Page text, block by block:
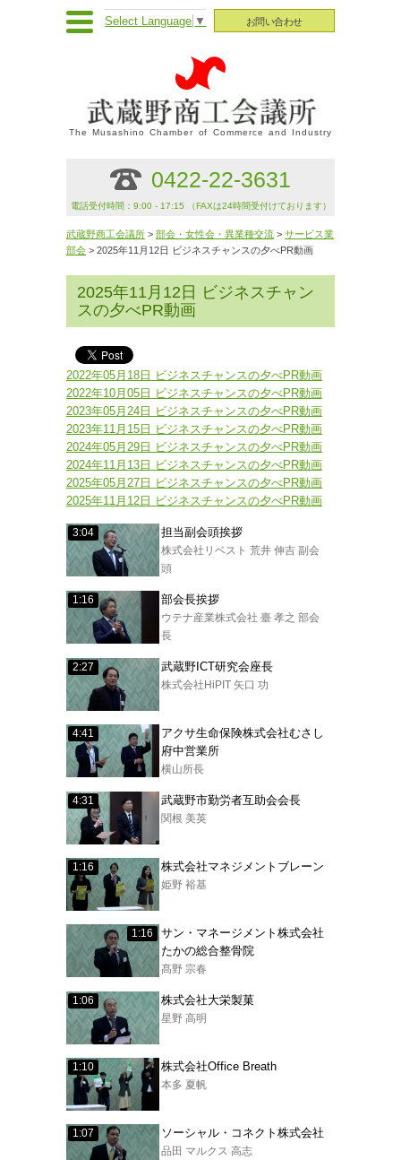
お問い合わせ
Select Language ▼
The Musashino Chamber of Commerce and Industry
0422-22-3631
電話受付時間：9:00 - 17:15 （FAXは24時間受付けております）
武蔵野商工会議所 > 部会・女性会・異業種交流 > サービス業
部会 > 2025年11月12日 ビジネスチャンスの夕べPR動画
2025年11月12日 ビジネスチャン
スの夕べPR動画
2022年05月18日 ビジネスチャンスの夕べPR動画
2022年10月05日 ビジネスチャンスの夕べPR動画
2023年05月24日 ビジネスチャンスの夕べPR動画
2023年11月15日 ビジネスチャンスの夕べPR動画
2024年05月29日 ビジネスチャンスの夕べPR動画
2024年11月13日 ビジネスチャンスの夕べPR動画
2025年05月27日 ビジネスチャンスの夕べPR動画
2025年11月12日 ビジネスチャンスの夕べPR動画
3:04 担当副会頭挨拶
株式会社リベスト 荒井 伸吉 副会
頭
1:16 部会長挨拶
ウテナ産業株式会社 臺 孝之 部会
長
2:27 武蔵野ICT研究会座長
株式会社HiPIT 矢口 功
4:41
アクサ生命保険株式会社むさし
府中営業所
横山所長
4:31 武蔵野市勤労者互助会会長
関根 美英
1:16 株式会社マネジメントブレーン
姫野 裕基
1:16
サン・マネージメント株式会社
たかの総合整骨院
髙野 宗春
1:06 株式会社大栄製菓
星野 高明
1:10 株式会社Office Breath
本多 夏帆
1:07 ソーシャル・コネクト株式会社
品田 マルクス 高志